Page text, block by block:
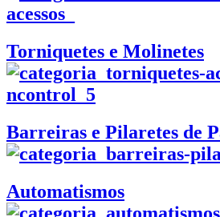
Torniquetes e Molinetes
Barreiras e Pilaretes de
Automatismos